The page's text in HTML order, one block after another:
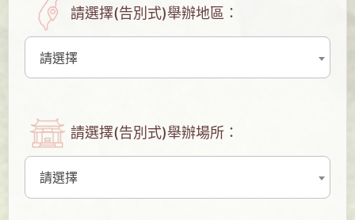
請選擇(告別式)舉辦地區：
請選擇
請選擇(告別式)舉辦場所：
請選擇